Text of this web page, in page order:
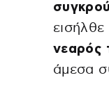
νεαρός
άμεσα